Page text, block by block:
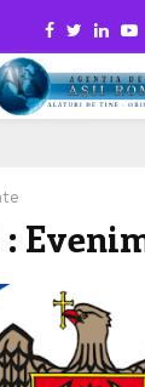
Facebook
Twitter